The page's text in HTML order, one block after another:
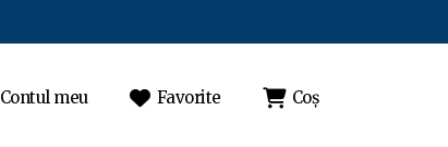
Contul meu Favorite Coș